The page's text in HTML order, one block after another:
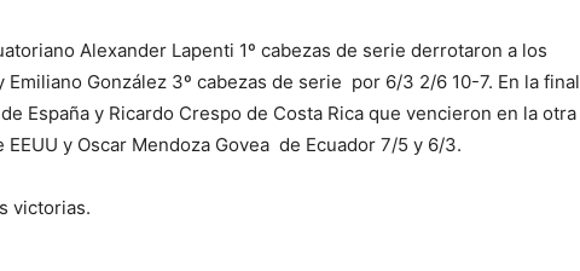
Alexander Lapenti 1º cabezas de serie derrotaron a los
Emiliano González 3º cabezas de serie por 6/3 2/6 10-7. En la final
España y Ricardo Crespo de Costa Rica que vencieron en la otra
y Oscar Mendoza Govea de Ecuador 7/5 y 6/3.
victorias.